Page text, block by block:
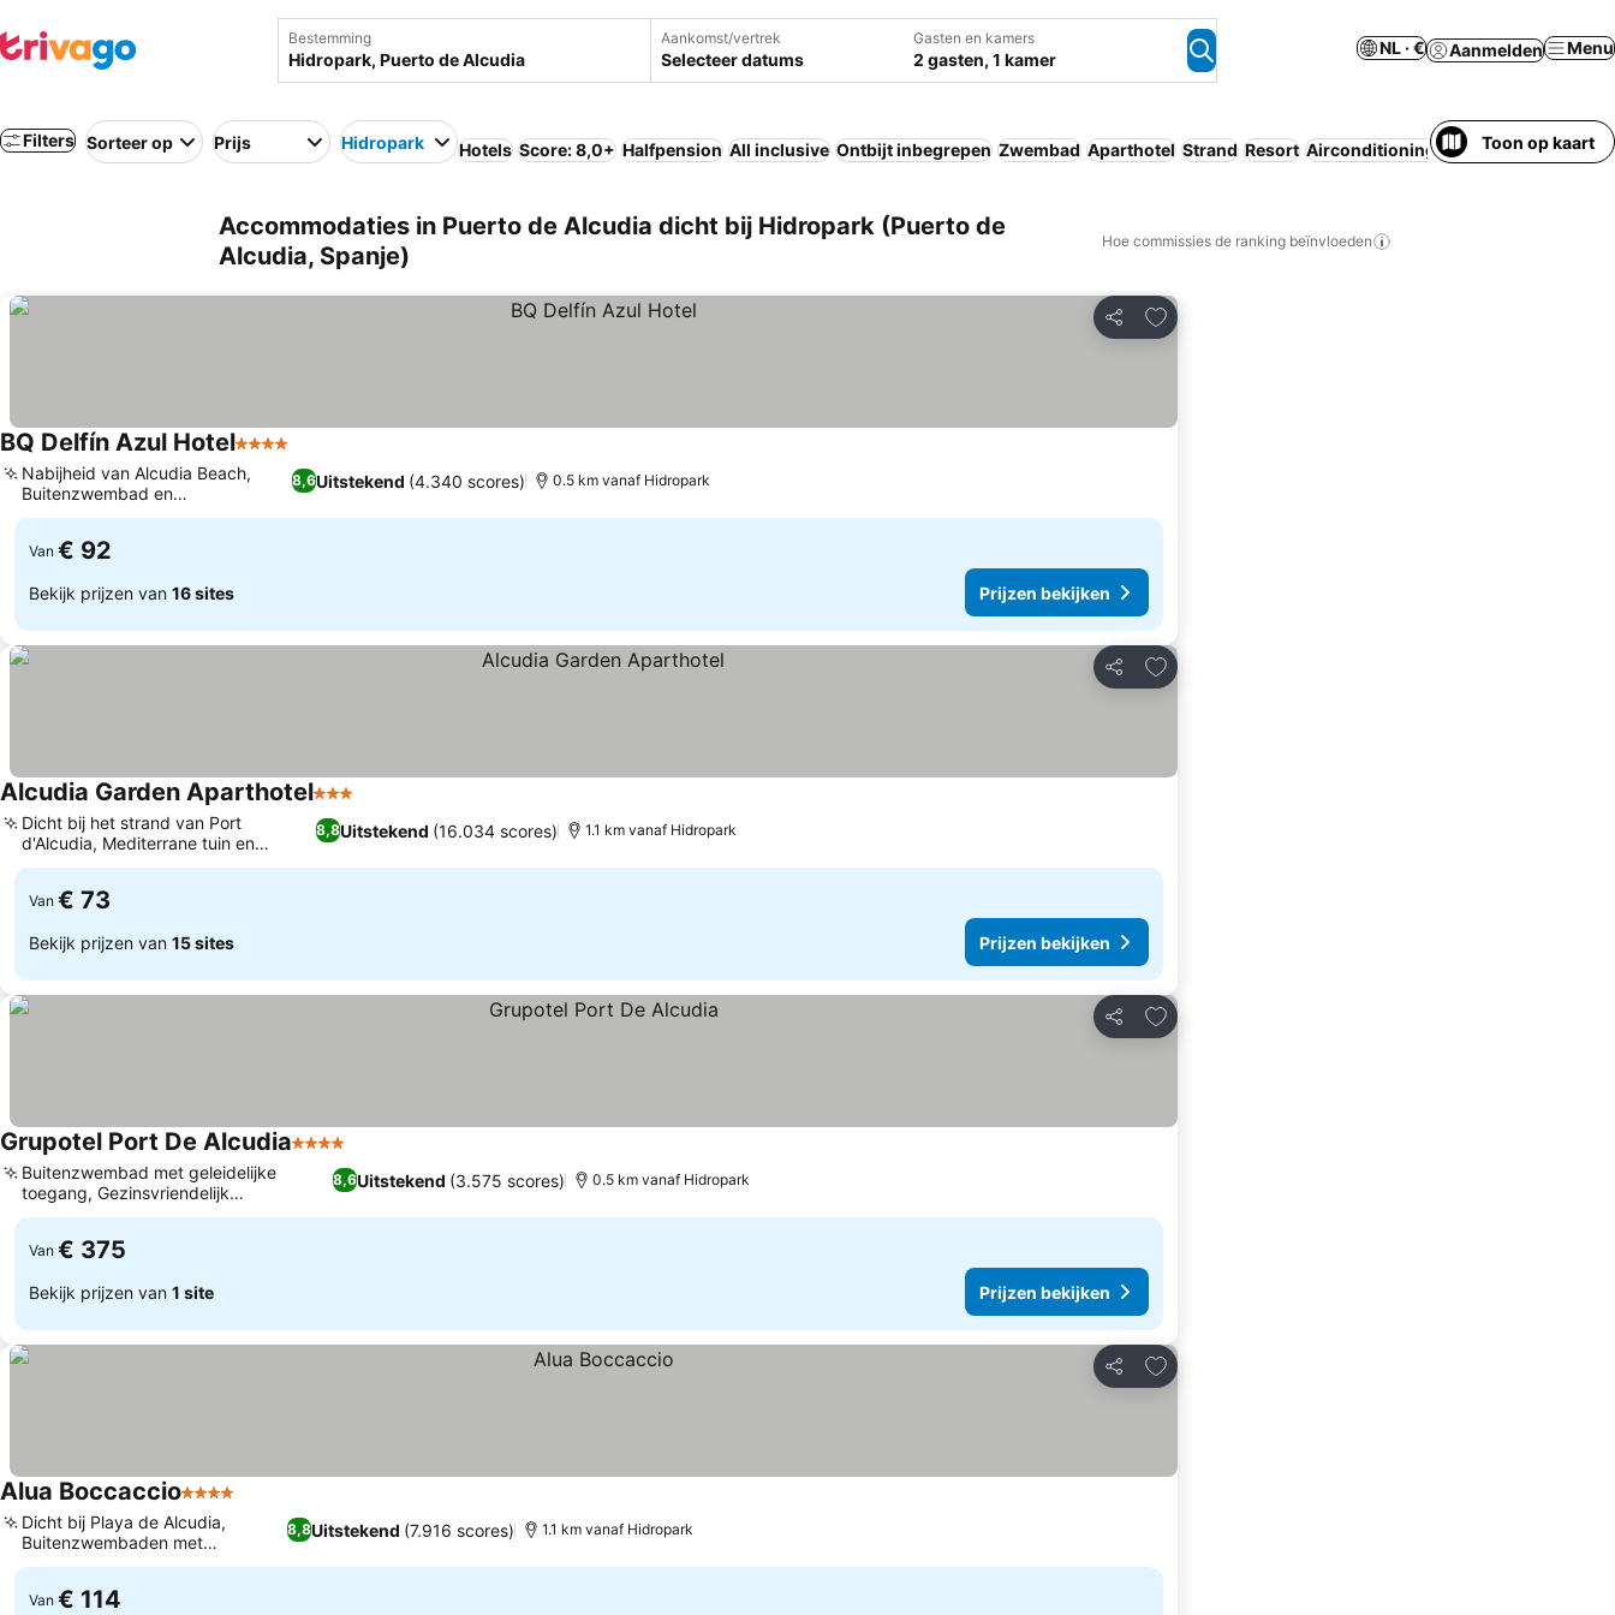
Bestemming Aankomst/vertrek
Selecteer datums
Gasten en kamers
2 gasten, 1 kamer
NL · € Aanmelden Menu
Filters Sorteer op Prijs Hidropark Hotels Score: 8,0+ Halfpension All inclusive Ontbijt inbegrepen Zwembad Aparthotel Strand Resort Airconditioning KeukenToon op kaart
Accommodaties in Puerto de Alcudia dicht bij Hidropark (Puerto de
Alcudia, Spanje)
Hoe commissies de ranking beïnvloeden
Delen
Toevoegen aan favorieten
BQ Delfín Azul Hotel4 Sterren
8,6Uitstekend (4.340 scores)
Nabijheid van Alcudia Beach,
Buitenzwembad en
waterspeeltuin
0.5 km vanaf Hidropark
Van € 92
Bekijk prijzen van 16 sites Prijzen bekijken
Delen
Toevoegen aan favorieten
Alcudia Garden Aparthotel3 Sterren
8,8Uitstekend (16.034 scores)
Dicht bij het strand van Port
d'Alcudia, Mediterrane tuin en
zwembadoase
1.1 km vanaf Hidropark
Van € 73
Bekijk prijzen van 15 sites Prijzen bekijken
Delen
Toevoegen aan favorieten
Grupotel Port De Alcudia4 Sterren
8,6Uitstekend (3.575 scores)
Buitenzwembad met geleidelijke
toegang, Gezinsvriendelijk
appartementleven
0.5 km vanaf Hidropark
Van € 375
Bekijk prijzen van 1 site Prijzen bekijken
Delen
Toevoegen aan favorieten
Alua Boccaccio4 Sterren
8,8Uitstekend (7.916 scores)
Dicht bij Playa de Alcudia,
Buitenzwembaden met
zonneterras
1.1 km vanaf Hidropark
Van € 114